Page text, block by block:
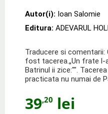
Autor(i): Ioan Salomie
Editura: ADEVARUL
Traducere si
fost tacerea.„Un frate l-
Batrinul ii zice:"".
practicata nu numai de
39,20 lei